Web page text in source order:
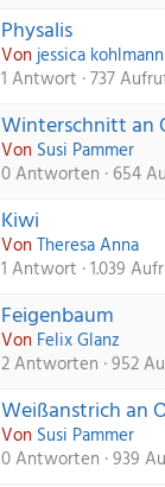
Physalis
Von jessica kohlmann
1 Antwort · 737
Winterschnitt an
Von Susi Pammer
0 Antworten · 654
Kiwi
Von Theresa Anna
1 Antwort · 1.039
Feigenbaum
Von Felix Glanz
2 Antworten · 952
Weißanstrich an
Von Susi Pammer
0 Antworten · 939